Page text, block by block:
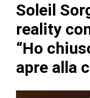
Soleil
reality
“Ho
apre alla